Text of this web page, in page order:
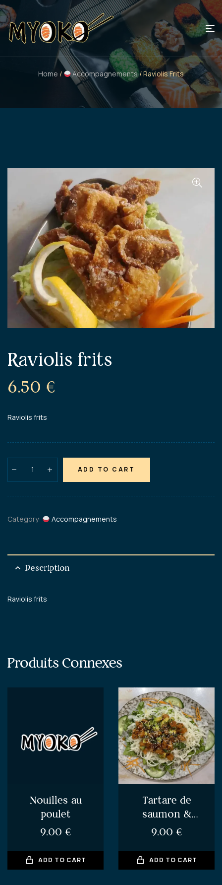
Home / Accompagnements/ Raviolis Frits
Raviolis frits
6.50 €
Raviolis frits
ADD TO CART
Category: Accompagnements
Description
Raviolis frits
Produits Connexes
Nouilles au
poulet
9.00 €
ADD TO CART
Tartare de
saumon &
avocat
9.00 €
ADD TO CART